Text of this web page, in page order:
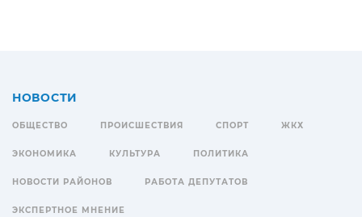
НОВОСТИ
ОБЩЕСТВО ПРОИСШЕСТВИЯ СПОРТ ЖКХ
ЭКОНОМИКА КУЛЬТУРА ПОЛИТИКА
НОВОСТИ РАЙОНОВ РАБОТА ДЕПУТАТОВ
ЭКСПЕРТНОЕ МНЕНИЕ